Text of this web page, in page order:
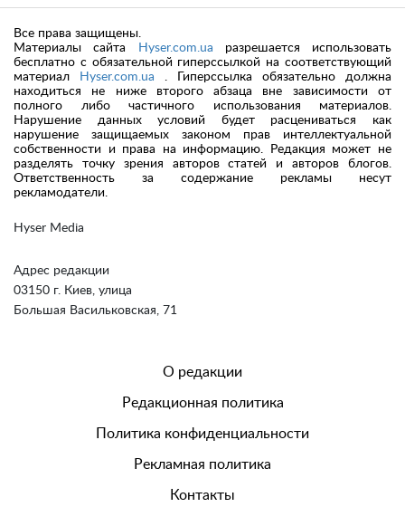
Hyser Media
Адрес редакции
03150 г. Киев, улица
Большая Васильковская, 71
Все права защищены.
Материалы сайта
Hyser.com.ua разрешается использовать
бесплатно с обязательной гиперссылкой на соответствующий
материал
Hyser.com.ua . Гиперссылка обязательно должна
находиться не ниже второго абзаца вне зависимости от
полного либо частичного использования материалов.
Нарушение данных условий будет расцениваться как
нарушение защищаемых законом прав интеллектуальной
собственности и права на информацию. Редакция может не
разделять точку зрения авторов статей и авторов блогов.
Ответственность за содержание рекламы несут
рекламодатели.
О редакции
Редакционная политика
Политика конфиденциальности
Рекламная политика
Контакты